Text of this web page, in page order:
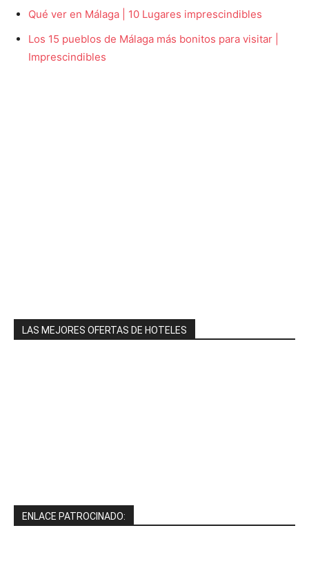
Qué ver en Málaga | 10 Lugares imprescindibles
Los 15 pueblos de Málaga más bonitos para visitar |
Imprescindibles
LAS MEJORES OFERTAS DE HOTELES
ENLACE PATROCINADO: